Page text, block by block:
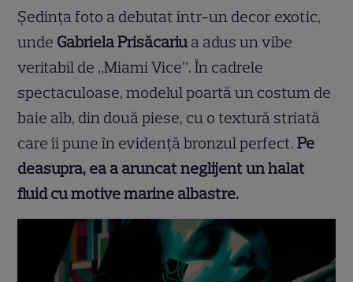
Ședința foto a debutat într-un decor exotic,
unde Gabriela Prisăcariu a adus un vibe
veritabil de „Miami Vice”. În cadrele
spectaculoase, modelul poartă un costum de
baie alb, din două piese, cu o textură striată
care îi pune în evidență bronzul perfect.Pe
deasupra, ea a aruncat neglijent un halat
fluid cu motive marine albastre.